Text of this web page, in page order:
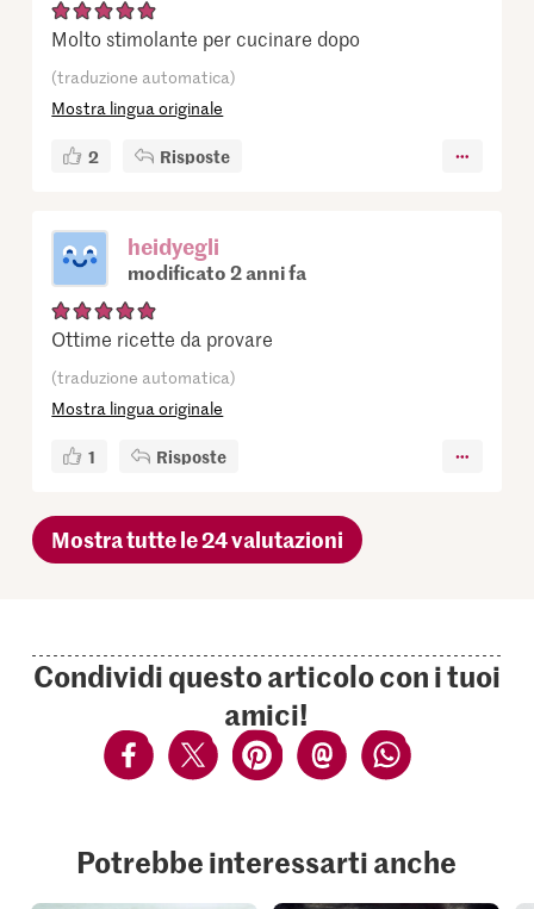
Molto stimolante per cucinare dopo
(traduzione automatica)
Mostra lingua originale
2 Risposte
heidyegli
modificato 2 anni fa
Ottime ricette da provare
(traduzione automatica)
Mostra lingua originale
1 Risposte
Mostra tutte le 24 valutazioni
Condividi questo articolo con i tuoi
amici!
Potrebbe interessarti anche